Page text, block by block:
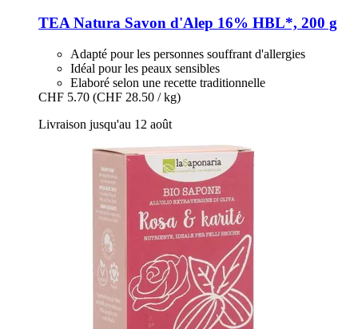
TEA Natura Savon d'Alep 16% HBL*, 200 g
Adapté pour les personnes souffrant d'allergies
Idéal pour les peaux sensibles
Elaboré selon une recette traditionnelle
CHF 5.70 (CHF 28.50 / kg)
Livraison jusqu'au 12 août